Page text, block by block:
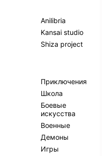
Anilibria
Kansai studio
Shiza project
Приключения
Школа
Боевые
искусства
Военные
Демоны
Игры